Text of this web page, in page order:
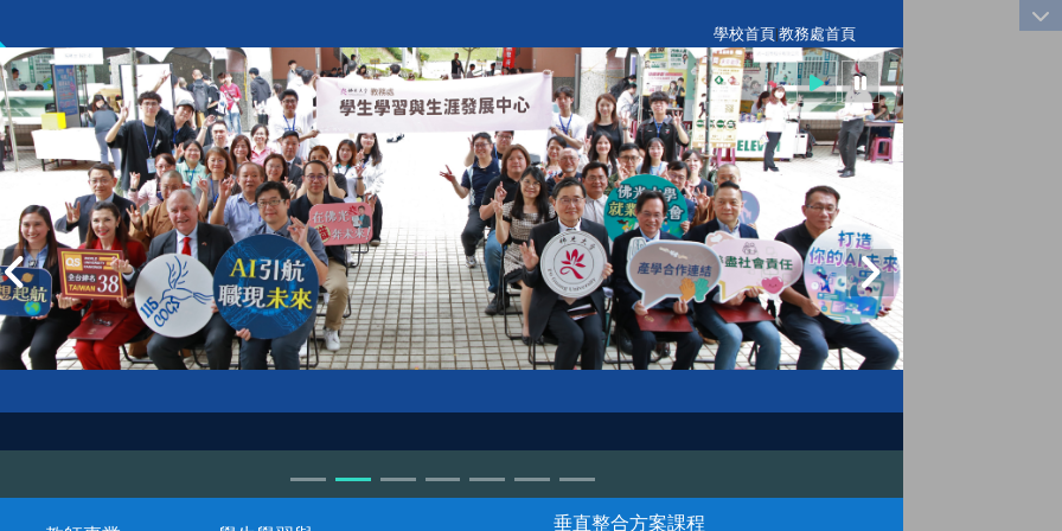
學校首頁|教務處首頁
垂直整合方案課程